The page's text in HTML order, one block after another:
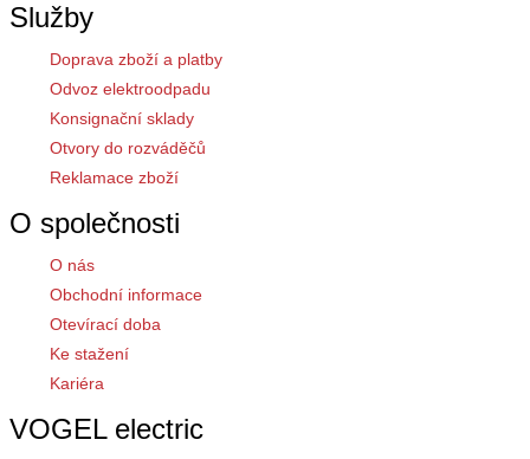
Služby
Doprava zboží a platby
Odvoz elektroodpadu
Konsignační sklady
Otvory do rozváděčů
Reklamace zboží
O společnosti
O nás
Obchodní informace
Otevírací doba
Ke stažení
Kariéra
VOGEL electric